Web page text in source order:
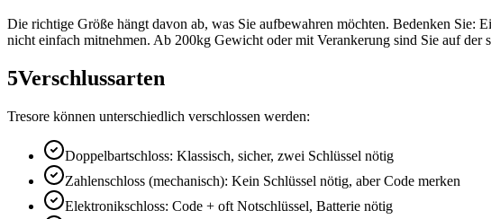
Die richtige Größe hängt davon ab, was Sie aufbewahren möchten. Bedenken Sie:
nicht einfach mitnehmen. Ab 200kg Gewicht oder mit Verankerung sind Sie auf der
5Verschlussarten
Tresore können unterschiedlich verschlossen werden:
Doppelbartschloss: Klassisch, sicher, zwei Schlüssel nötig
Zahlenschloss (mechanisch): Kein Schlüssel nötig, aber Code merken
Elektronikschloss: Code + oft Notschlüssel, Batterie nötig